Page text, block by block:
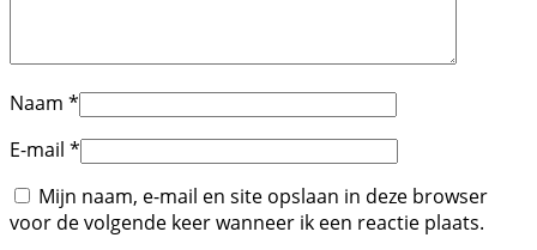
Naam *
E-mail *
Mijn naam, e-mail en site opslaan in deze browser
voor de volgende keer wanneer ik een reactie plaats.